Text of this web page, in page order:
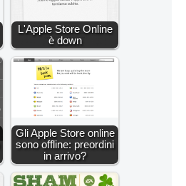
L'Apple Store Online
è down
Gli Apple Store online
sono offline: preordini
in arrivo?